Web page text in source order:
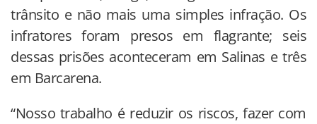
trânsito e não mais uma simples infração. Os
infratores foram presos em flagrante; seis
dessas prisões aconteceram em Salinas e três
em Barcarena.
“Nosso trabalho é reduzir os riscos, fazer com